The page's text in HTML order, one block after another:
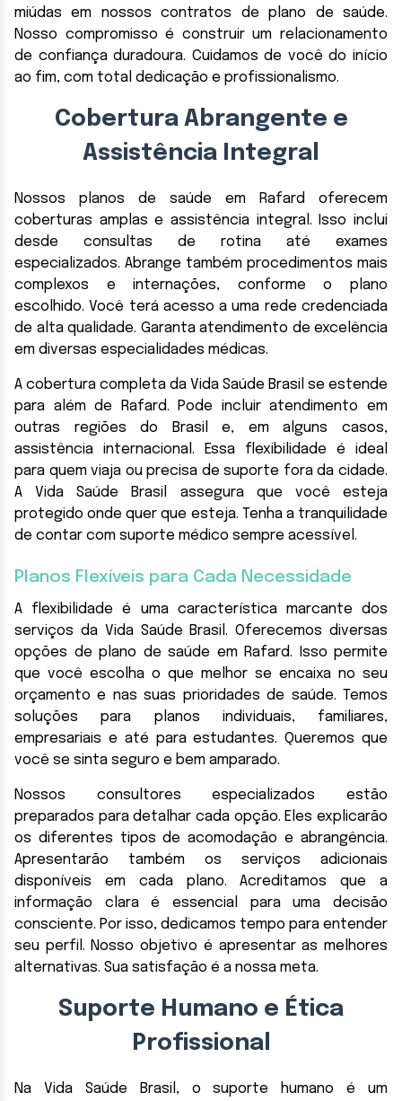
miúdas em nossos contratos de plano de saúde.
Nosso compromisso é construir um relacionamento
de confiança duradoura. Cuidamos de você do início
ao fim, com total dedicação e profissionalismo.
Cobertura Abrangente e
Assistência Integral
Nossos planos de saúde em Rafard oferecem
coberturas amplas e assistência integral. Isso inclui
desde consultas de rotina até exames
especializados. Abrange também procedimentos mais
complexos e internações, conforme o plano
escolhido. Você terá acesso a uma rede credenciada
de alta qualidade. Garanta atendimento de excelência
em diversas especialidades médicas.
A cobertura completa da Vida Saúde Brasil se estende
para além de Rafard. Pode incluir atendimento em
outras regiões do Brasil e, em alguns casos,
assistência internacional. Essa flexibilidade é ideal
para quem viaja ou precisa de suporte fora da cidade.
A Vida Saúde Brasil assegura que você esteja
protegido onde quer que esteja. Tenha a tranquilidade
de contar com suporte médico sempre acessível.
Planos Flexíveis para Cada Necessidade
A flexibilidade é uma característica marcante dos
serviços da Vida Saúde Brasil. Oferecemos diversas
opções de plano de saúde em Rafard. Isso permite
que você escolha o que melhor se encaixa no seu
orçamento e nas suas prioridades de saúde. Temos
soluções para planos individuais, familiares,
empresariais e até para estudantes. Queremos que
você se sinta seguro e bem amparado.
Nossos consultores especializados estão
preparados para detalhar cada opção. Eles explicarão
os diferentes tipos de acomodação e abrangência.
Apresentarão também os serviços adicionais
disponíveis em cada plano. Acreditamos que a
informação clara é essencial para uma decisão
consciente. Por isso, dedicamos tempo para entender
seu perfil. Nosso objetivo é apresentar as melhores
alternativas. Sua satisfação é a nossa meta.
Suporte Humano e Ética
Profissional
Na Vida Saúde Brasil, o suporte humano é um